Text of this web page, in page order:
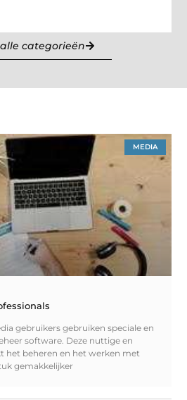
categorieën
MEDIA
gebruikers gebruiken speciale en
software. Deze nuttige en
het beheren en het werken met
gemakkelijker